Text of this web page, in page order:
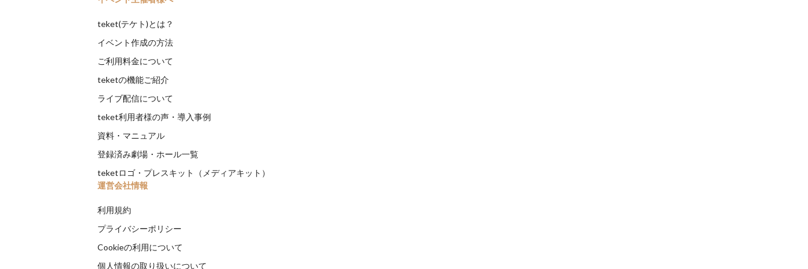
teket(テケト)とは？
イベント作成の方法
ご利用料金について
teketの機能ご紹介
ライブ配信について
teket利用者様の声・導入事例
資料・マニュアル
登録済み劇場・ホール一覧
teketロゴ・プレスキット（メディアキット）
運営会社情報
利用規約
プライバシーポリシー
Cookieの利用について
個人情報の取り扱いについて